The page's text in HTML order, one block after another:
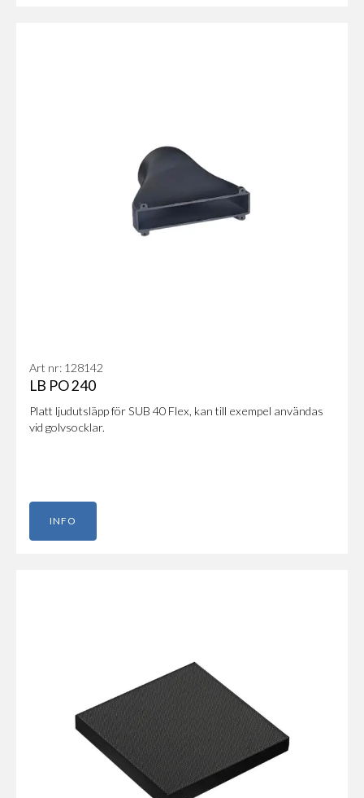
Art nr: 128142
LB PO 240
Platt ljudutsläpp för SUB 40 Flex, kan till exempel användas
vid golvsocklar.
INFO